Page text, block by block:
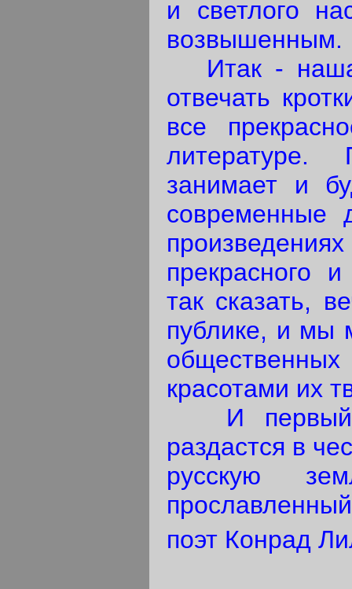
и светлого
возвышенным.
Итак - наша
отвечать
все
литературе.
занимает и
современные
прекрасного
так сказать,
публике, и мы
красотами их
И первый,
раздастся в
русскую
поэт Конрад